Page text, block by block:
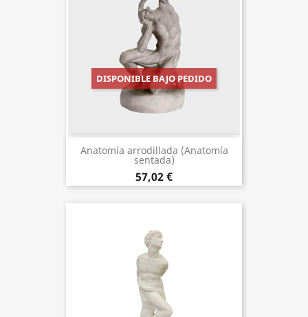
Anatomía arrodillada (Anatomía
sentada)
57,02 €
DISPONIBLE BAJO PEDIDO